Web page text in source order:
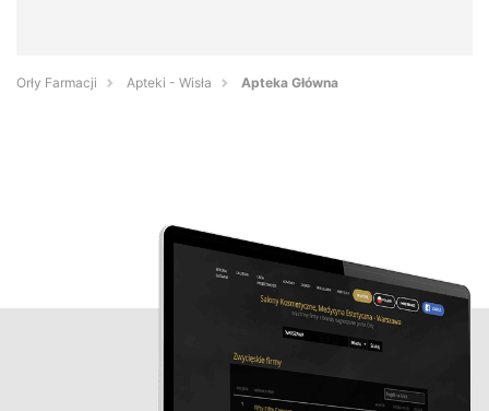
Orły Farmacji Apteki - Wisła Apteka Główna